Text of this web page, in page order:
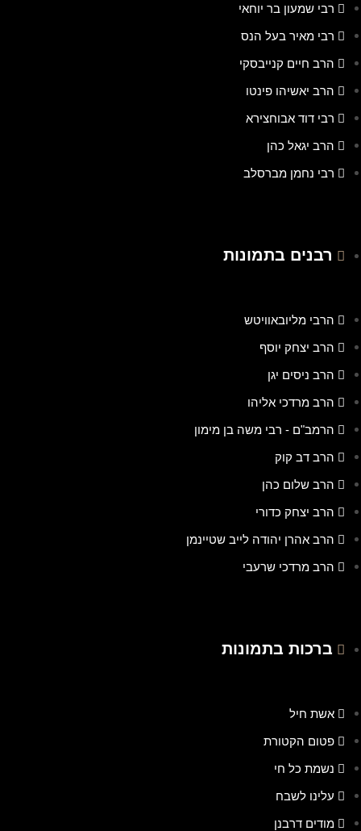
רבי שמעון בר יוחאי
רבי מאיר בעל הנס
הרב חיים קנייבסקי
הרב יאשיהו פינטו
רבי דוד אבוחצירא
הרב יגאל כהן
רבי נחמן מברסלב
רבנים בתמונות
הרבי מליובאוויטש
הרב יצחק יוסף
הרב ניסים יגן
הרב מרדכי אליהו
הרמב"ם - רבי משה בן מימון
הרב דב קוק
הרב שלום כהן
הרב יצחק כדורי
הרב אהרן יהודה לייב שטיינמן
הרב מרדכי שרעבי
ברכות בתמונות
אשת חיל
פטום הקטורת
נשמת כל חי
עלינו לשבח
מודים דרבנן